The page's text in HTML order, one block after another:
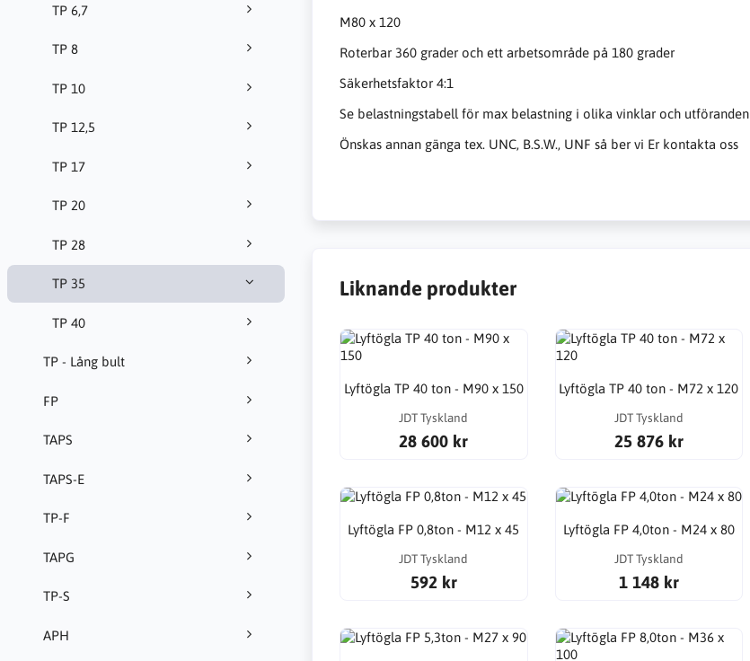
TP 6,7
TP 8
TP 10
TP 12,5
TP 17
TP 20
TP 28
TP 35
TP 40
TP - Lång bult
FP
TAPS
TAPS-E
TP-F
TAPG
TP-S
APH
M80 x 120
Roterbar 360 grader och ett arbetsområde på 180 grader
Säkerhetsfaktor 4:1
Se belastningstabell för max belastning i olika vinklar och utföranden
Önskas annan gänga tex. UNC, B.S.W., UNF så ber vi Er kontakta oss
Liknande produkter
Lyftögla TP 40 ton - M90 x 150
JDT Tyskland
28 600 kr
Lyftögla TP 40 ton - M72 x 120
JDT Tyskland
25 876 kr
Lyftögla FP 0,8ton - M12 x 45
JDT Tyskland
592 kr
Lyftögla FP 4,0ton - M24 x 80
JDT Tyskland
1 148 kr